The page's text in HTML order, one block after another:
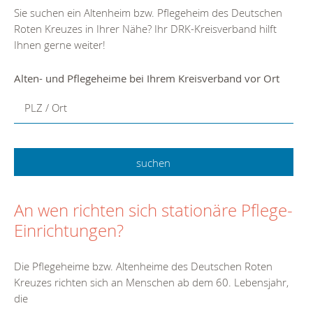
Sie suchen ein Altenheim bzw. Pflegeheim des Deutschen
Roten Kreuzes in Ihrer Nähe? Ihr DRK-Kreisverband hilft
Ihnen gerne weiter!
Alten- und Pflegeheime bei Ihrem Kreisverband vor Ort
PLZ / Ort
An wen richten sich stationäre Pflege-
Einrichtungen?
Die Pflegeheime bzw. Altenheime des Deutschen Roten
Kreuzes richten sich an Menschen ab dem 60. Lebensjahr,
die